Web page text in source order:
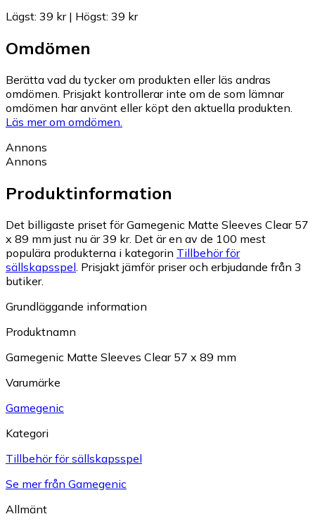
Lägst: 39 kr| Högst: 39 kr
Omdömen
Berätta vad du tycker om produkten eller läs andras
omdömen. Prisjakt kontrollerar inte om de som lämnar
omdömen har använt eller köpt den aktuella produkten.
Läs mer om omdömen.
Annons
Annons
Produktinformation
Det billigaste priset för Gamegenic Matte Sleeves Clear 57
x 89 mm just nu är 39 kr. Det är en av de 100 mest
populära produkterna i kategorin Tillbehör för
sällskapsspel. Prisjakt jämför priser och erbjudande från 3
butiker.
Grundläggande information
Produktnamn
Gamegenic Matte Sleeves Clear 57 x 89 mm
Varumärke
Gamegenic
Kategori
Tillbehör för sällskapsspel
Se mer från Gamegenic
Allmänt